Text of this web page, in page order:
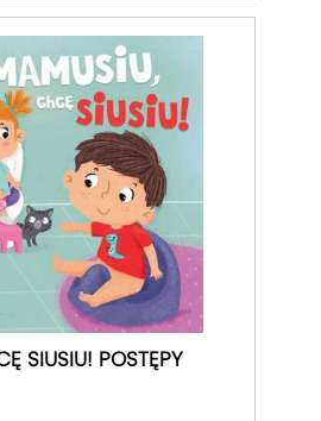
SIUSIU! POSTĘPY